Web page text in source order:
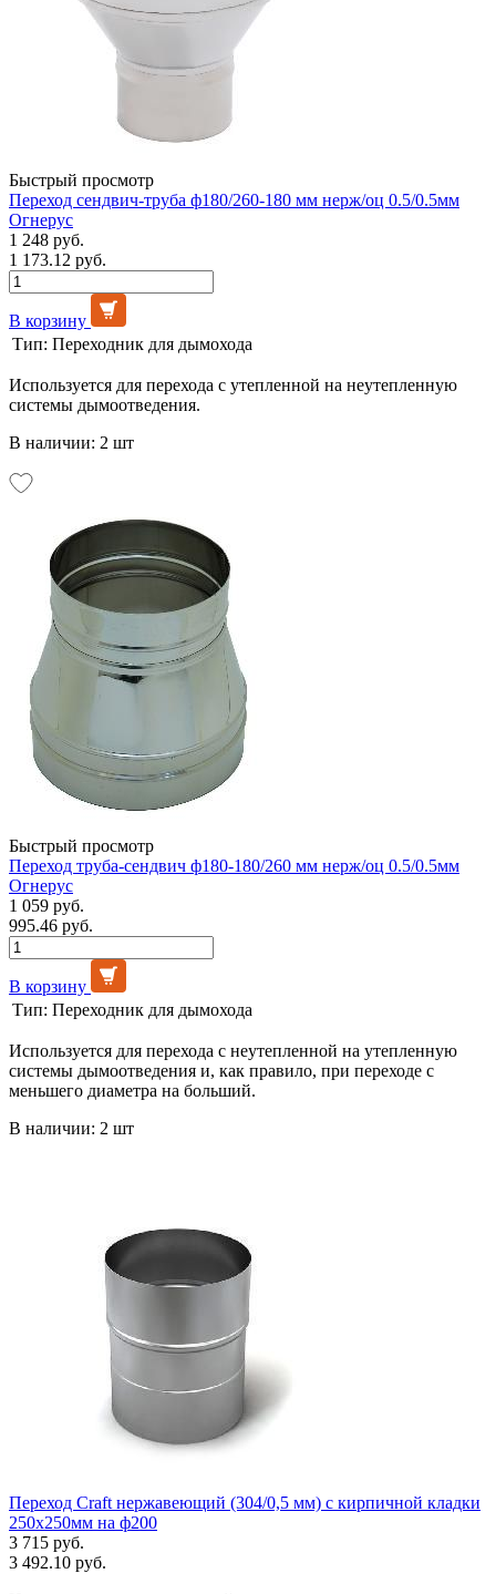
Быстрый просмотр
Переход сендвич-труба ф180/260-180 мм нерж/оц 0.5/0.5мм
Огнерус
1 248 руб.
1 173.12 руб.
В корзину
Тип: Переходник для дымохода
Используется для перехода с утепленной на неутепленную
системы дымоотведения.
В наличии: 2 шт
Быстрый просмотр
Переход труба-сендвич ф180-180/260 мм нерж/оц 0.5/0.5мм
Огнерус
1 059 руб.
995.46 руб.
В корзину
Тип: Переходник для дымохода
Используется для перехода с неутепленной на утепленную
системы дымоотведения и, как правило, при переходе с
меньшего диаметра на больший.
В наличии: 2 шт
Переход Craft нержавеющий (304/0,5 мм) c кирпичной кладки
250х250мм на ф200
3 715 руб.
3 492.10 руб.